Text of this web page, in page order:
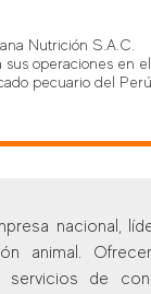
Nutrición S.A.C.
sus operaciones en el
pecuario del Perú.
nacional,
animal.
servicios de